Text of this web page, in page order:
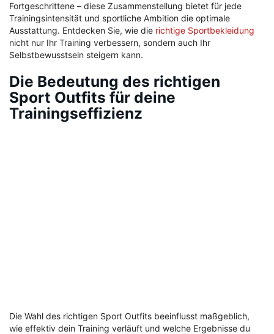
Fortgeschrittene – diese Zusammenstellung bietet für jede
Trainingsintensität und sportliche Ambition die optimale
Ausstattung. Entdecken Sie, wie die richtige Sportbekleidung
nicht nur Ihr Training verbessern, sondern auch Ihr
Selbstbewusstsein steigern kann.
Die Bedeutung des richtigen
Sport Outfits für deine
Trainingseffizienz
Die Wahl des richtigen Sport Outfits beeinflusst maßgeblich,
wie effektiv dein Training verläuft und welche Ergebnisse du